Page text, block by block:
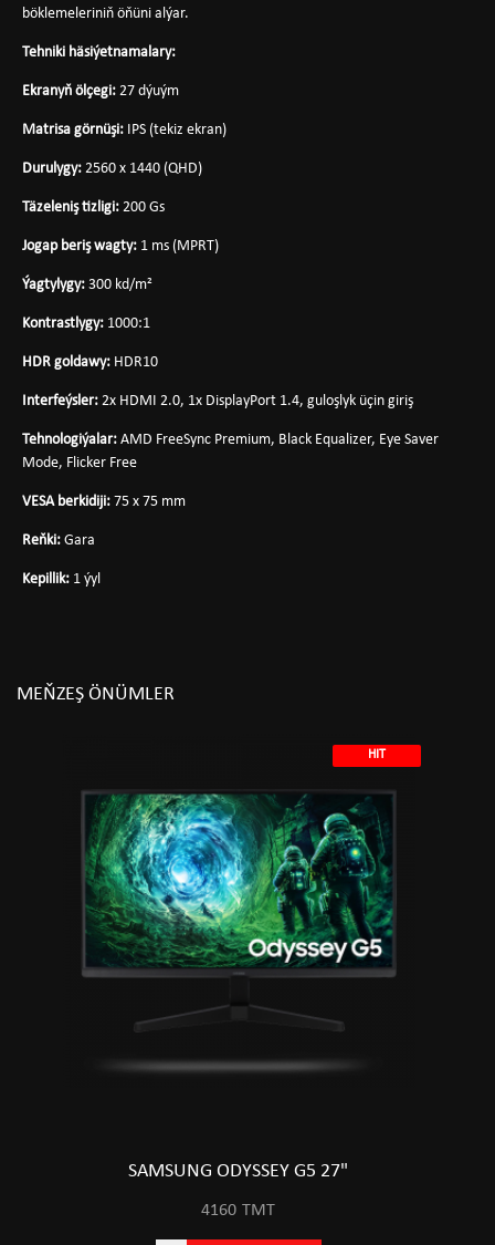
böklemeleriniň öňüni alýar.
Tehniki häsiýetnamalary:
Ekranyň ölçegi: 27 dýuým
Matrisa görnüşi: IPS (tekiz ekran)
Durulygy: 2560 x 1440 (QHD)
Täzeleniş tizligi: 200 Gs
Jogap beriş wagty: 1 ms (MPRT)
Ýagtylygy: 300 kd/m²
Kontrastlygy: 1000:1
HDR goldawy: HDR10
Interfeýsler: 2x HDMI 2.0, 1x DisplayPort 1.4, guloşlyk üçin giriş
Tehnologiýalar: AMD FreeSync Premium, Black Equalizer, Eye Saver
Mode, Flicker Free
VESA berkidiji: 75 x 75 mm
Reňki: Gara
Kepillik: 1 ýyl
MEŇZEŞ ÖNÜMLER
HIT
SAMSUNG ODYSSEY G5 27"
4160 TMT